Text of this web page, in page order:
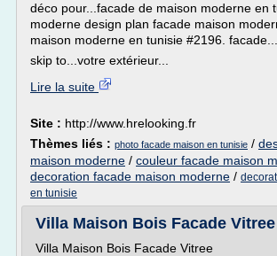
déco pour...facade de maison moderne en
moderne design plan facade maison
maison moderne en tunisie #2196. facade...
skip to...votre extérieur...
Lire la suite
Site : http://www.hrelooking.fr
Thèmes liés : photo facade maison en tunisie /
maison moderne / couleur facade maison
decoration facade maison moderne /
en tunisie
Villa Maison Bois Facade
Villa Maison Bois Facade Vitree